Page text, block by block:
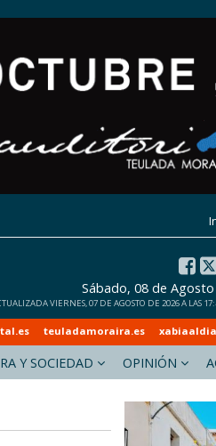
Sábado, 08 de
VIERNES, 07 DE AGOSTO DE 2026 A LAS
teuladamoraira.es
Y SOCIEDAD OPINIÓN